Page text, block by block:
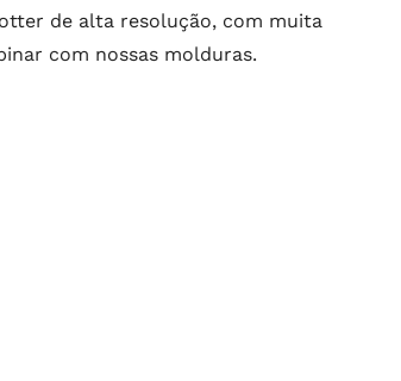
de alta resolução, com muita
com nossas molduras.